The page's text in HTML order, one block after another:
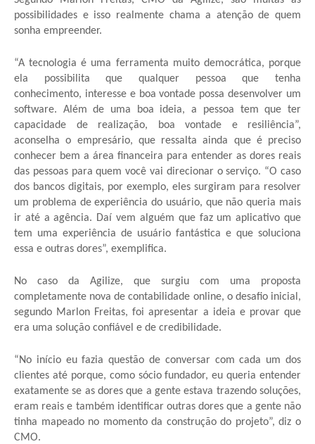
possibilidades e isso realmente chama a atenção de quem
sonha empreender.
“A tecnologia é uma ferramenta muito democrática, porque
ela possibilita que qualquer pessoa que tenha
conhecimento, interesse e boa vontade possa desenvolver um
software. Além de uma boa ideia, a pessoa tem que ter
capacidade de realização, boa vontade e resiliência”,
aconselha o empresário, que ressalta ainda que é preciso
conhecer bem a área financeira para entender as dores reais
das pessoas para quem você vai direcionar o serviço. “O caso
dos bancos digitais, por exemplo, eles surgiram para resolver
um problema de experiência do usuário, que não queria mais
ir até a agência. Daí vem alguém que faz um aplicativo que
tem uma experiência de usuário fantástica e que soluciona
essa e outras dores”, exemplifica.
No caso da Agilize, que surgiu com uma proposta
completamente nova de contabilidade online, o desafio inicial,
segundo Marlon Freitas, foi apresentar a ideia e provar que
era uma solução confiável e de credibilidade.
“No início eu fazia questão de conversar com cada um dos
clientes até porque, como sócio fundador, eu queria entender
exatamente se as dores que a gente estava trazendo soluções,
eram reais e também identificar outras dores que a gente não
tinha mapeado no momento da construção do projeto”, diz o
CMO.